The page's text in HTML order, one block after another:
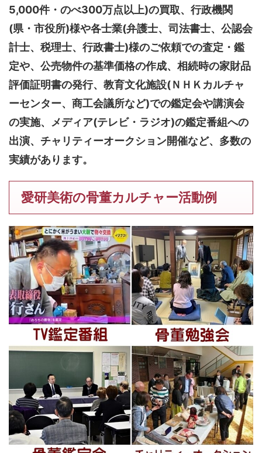
5,000件・のべ300万点以上)の買取、行政機関
(県・市役所)様や各士業(弁護士、司法書士、公認会
計士、税理士、行政書士)様のご依頼での査定・鑑
定や、公売物件の基準価格の作成、相続時の家財品
評価証明書の発行、教育文化施設(ＮＨＫカルチャ
ーセンター、商工会議所など)での鑑定会や講演会
の実施、メディア(テレビ・ラジオ)の鑑定番組への
出演、チャリティーオークション開催など、多数の
実績があります。
愛研美術の骨董カルチャー活動例